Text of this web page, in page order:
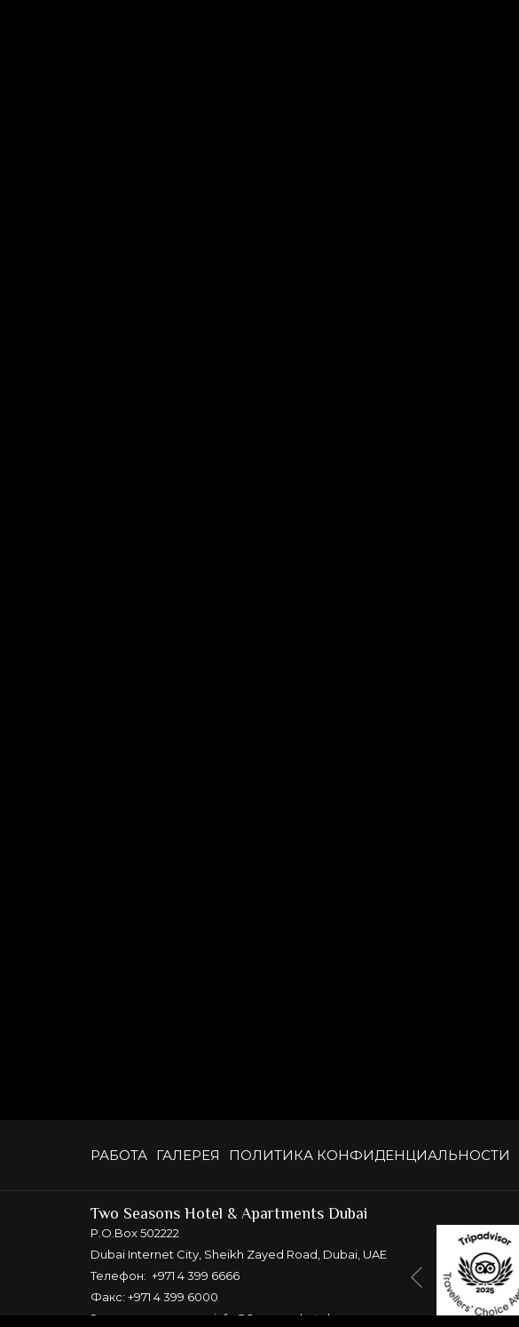
РАБОТА ГАЛЕРЕЯ ПОЛИТИКА КОНФИДЕНЦИАЛЬНОСТИ
Two Seasons Hotel & Apartments Dubai
P.O.Box 502222
Dubai Internet City, Sheikh Zayed Road, Dubai, UAE
Телефон: +971 4 399 6666
Факс: +971 4 399 6000
Электронная почта: info@2seasonshotels.com
Назад